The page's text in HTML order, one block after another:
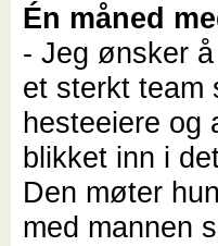
Én måned
- Jeg ønsker
et sterkt team
hesteeiere og
blikket inn i
Den møter
med mannen